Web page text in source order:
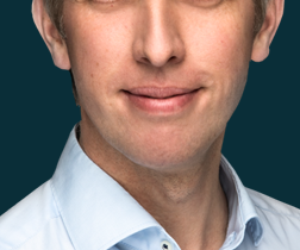
indem wir ihnen zur
Cloud auf einfache und
auf den Boden zu
Expertisen